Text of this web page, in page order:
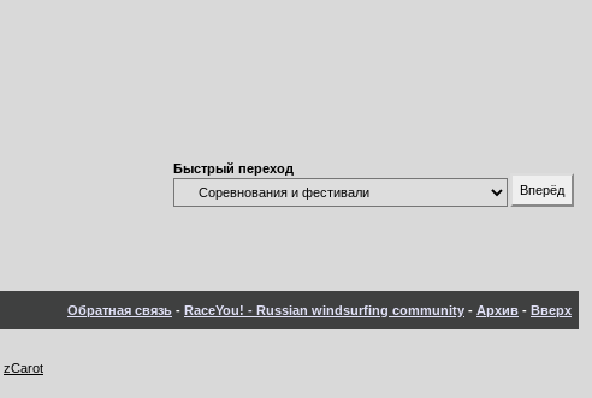
Быстрый переход
Обратная связь - RaceYou! - Russian windsurfing community - Архив - Вверх
zCarot